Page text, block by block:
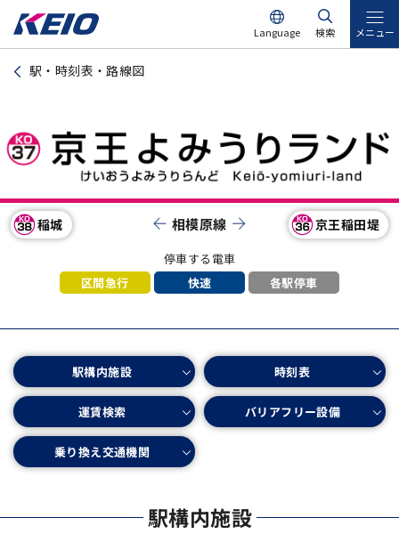
Language 検索 メニュー
駅・時刻表・路線図
稲城 相模原線 京王稲田堤
停車する電車
区間急行 快速 各駅停車
駅構内施設 時刻表
運賃検索 バリアフリー設備
乗り換え交通機関
駅構内施設